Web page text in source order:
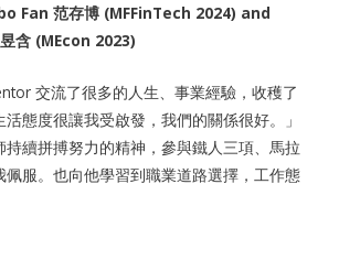
Fan 范存博 (MFFinTech 2024) and
含 (MEcon 2023)
交流了很多的人生、事業經驗，收穫了
態度很讓我受啟發，我們的關係很好。」
持續拼搏努力的精神，參與鐵人三項、馬拉
佩服。也向他學習到職業道路選擇，工作態